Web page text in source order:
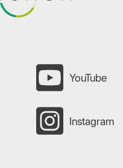
YouTube
Instagram